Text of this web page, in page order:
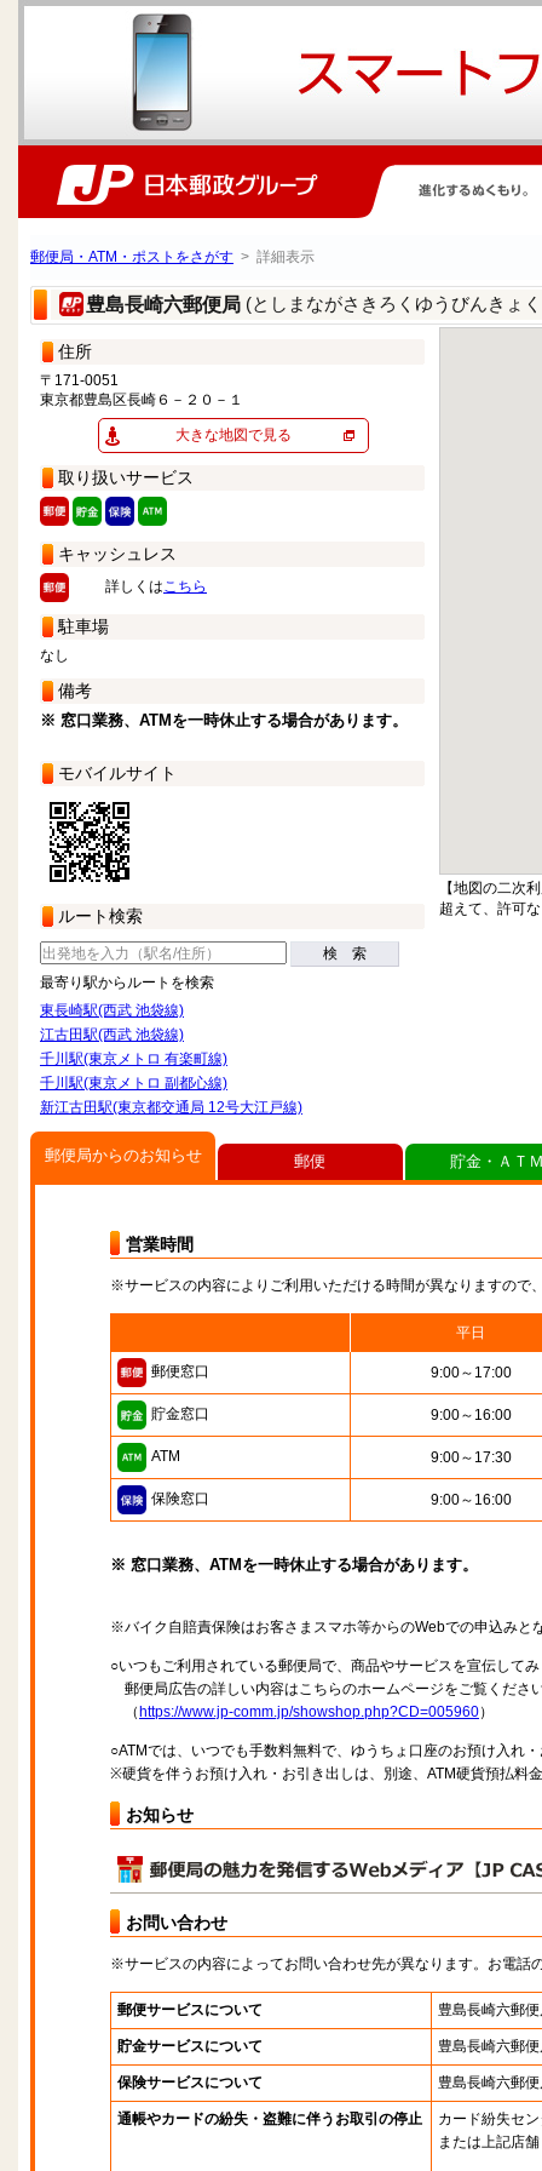
郵便局・ATM・ポストをさがす > 詳細表示
豊島長崎六郵便局 (としまながさきろくゆうびんきょ
住所
〒171-0051
東京都豊島区長崎６－２０－１
大きな地図で見る
取り扱いサービス
キャッシュレス
詳しくはこちら
駐車場
なし
備考
※ 窓口業務、ATMを一時休止する場合があります。
モバイルサイト
ルート検索
検 索
最寄り駅からルートを検索
東長崎駅(西武 池袋線)
江古田駅(西武 池袋線)
千川駅(東京メトロ 有楽町線)
千川駅(東京メトロ 副都心線)
新江古田駅(東京都交通局 12号大江戸線)
【地図の二次
超えて、許可
郵便局からのお知らせ
営業時間
※サービスの内容によりご利用いただける時間が異なりますので
平日
郵便窓口 9:00～17:00
貯金窓口 9:00～16:00
ATM 9:00～17:30
保険窓口 9:00～16:00
※ 窓口業務、ATMを一時休止する場合があります。
※バイク自賠責保険はお客さまスマホ等からのWebでの申込みと
○いつもご利用されている郵便局で、商品やサービスを宣伝して
郵便局広告の詳しい内容はこちらのホームページをご覧くださ
（ https://www.jp-comm.jp/showshop.php?CD=005960）
○ATMでは、いつでも手数料無料で、ゆうちょ口座のお預け入れ
※硬貨を伴うお預け入れ・お引き出しは、別途、ATM硬貨預払料
お知らせ
お問い合わせ
※サービスの内容によってお問い合わせ先が異なります。お電話
郵便サービスについて 豊島長崎六郵
貯金サービスについて 豊島長崎六郵
保険サービスについて 豊島長崎六郵
通帳やカードの紛失・盗難に伴うお取引の停止
カード紛失セ
または上記店舗
郵便 貯金・ＡＴ